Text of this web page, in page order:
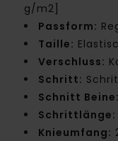
g/m2]
Passform:
Taille:
Verschluss:
Schritt:
Schnitt Beine:
Schrittlänge:
Knieumfang: